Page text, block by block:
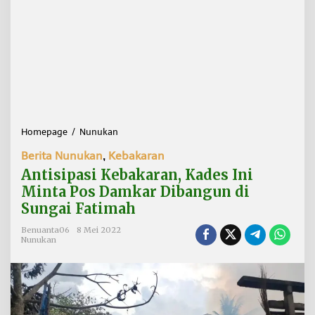
Homepage / Nunukan
t
i
s
i
p
s
b
a
k
Berita Nunukan, Kebakaran
Antisipasi Kebakaran, Kades Ini
Minta Pos Damkar Dibangun di
Sungai Fatimah
Benuanta06
8 Mei 2022
Nunukan